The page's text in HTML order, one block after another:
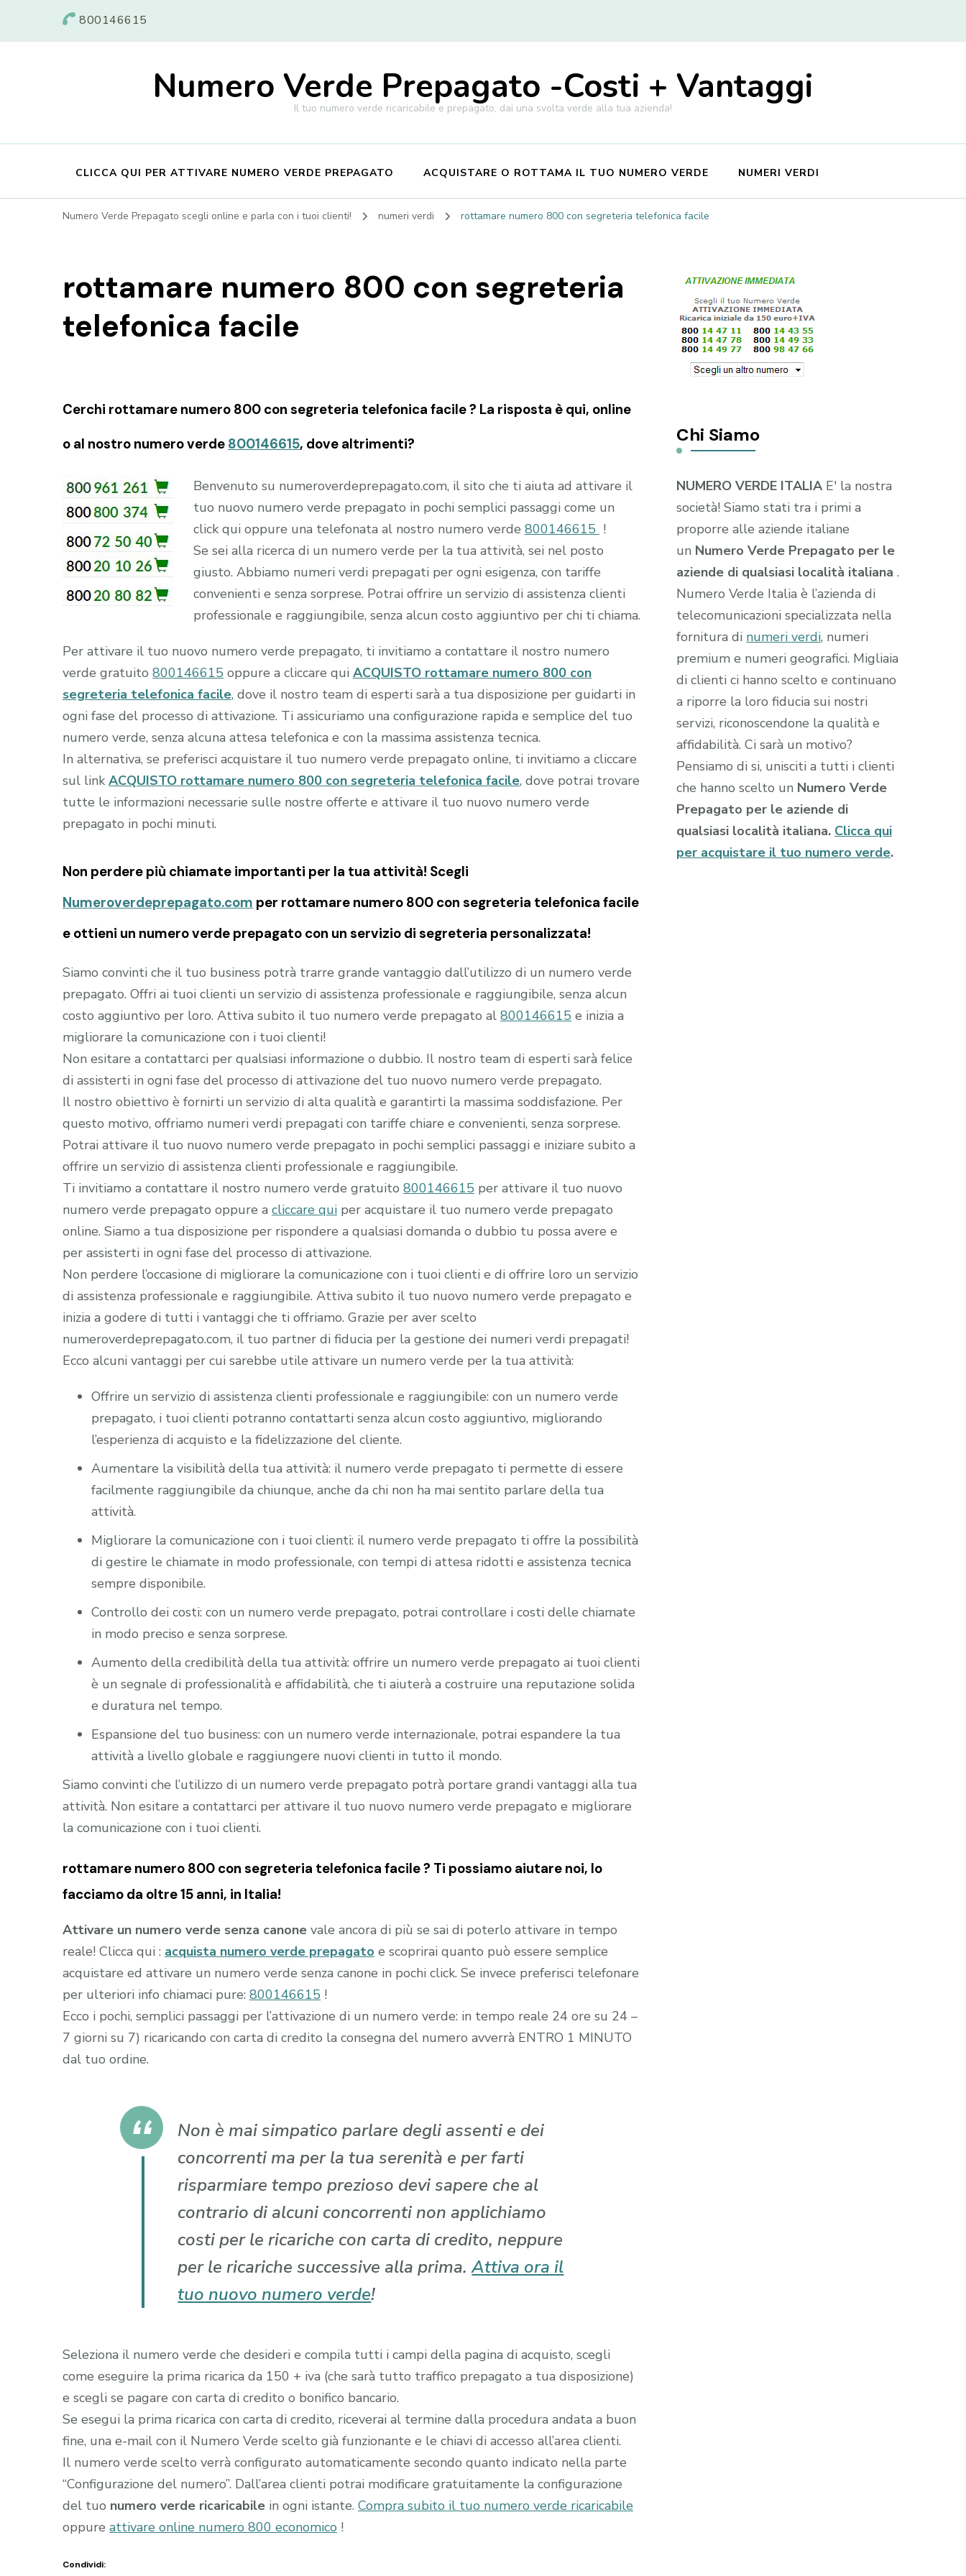
800146615
Numero Verde Prepagato -Costi + Vantaggi
Il tuo numero verde ricaricabile e prepagato, dai una svolta verde alla tua azienda!
CLICCA QUI PER ATTIVARE NUMERO VERDE PREPAGATO ACQUISTARE O ROTTAMA IL TUO NUMERO VERDE NUMERI VERDI
Numero Verde Prepagato scegli online e parla con i tuoi clienti! numeri verdi rottamare numero 800 con segreteria telefonica facile
rottamare numero 800 con segreteria
telefonica facile
Cerchi rottamare numero 800 con segreteria telefonica facile ? La risposta è qui, online
o al nostro numero verde 800146615, dove altrimenti?
Benvenuto su numeroverdeprepagato.com, il sito che ti aiuta ad attivare il
tuo nuovo numero verde prepagato in pochi semplici passaggi come un
click qui oppure una telefonata al nostro numero verde 800146615 !
Se sei alla ricerca di un numero verde per la tua attività, sei nel posto
giusto. Abbiamo numeri verdi prepagati per ogni esigenza, con tariffe
convenienti e senza sorprese. Potrai offrire un servizio di assistenza clienti
professionale e raggiungibile, senza alcun costo aggiuntivo per chi ti chiama.
Per attivare il tuo nuovo numero verde prepagato, ti invitiamo a contattare il nostro numero
verde gratuito 800146615 oppure a cliccare qui ACQUISTO rottamare numero 800 con
segreteria telefonica facile, dove il nostro team di esperti sarà a tua disposizione per guidarti in
ogni fase del processo di attivazione. Ti assicuriamo una configurazione rapida e semplice del tuo
numero verde, senza alcuna attesa telefonica e con la massima assistenza tecnica.
In alternativa, se preferisci acquistare il tuo numero verde prepagato online, ti invitiamo a cliccare
sul link ACQUISTO rottamare numero 800 con segreteria telefonica facile, dove potrai trovare
tutte le informazioni necessarie sulle nostre offerte e attivare il tuo nuovo numero verde
prepagato in pochi minuti.
Non perdere più chiamate importanti per la tua attività! Scegli
Numeroverdeprepagato.com per rottamare numero 800 con segreteria telefonica facile
e ottieni un numero verde prepagato con un servizio di segreteria personalizzata!
Siamo convinti che il tuo business potrà trarre grande vantaggio dall’utilizzo di un numero verde
prepagato. Offri ai tuoi clienti un servizio di assistenza professionale e raggiungibile, senza alcun
costo aggiuntivo per loro. Attiva subito il tuo numero verde prepagato al 800146615 e inizia a
migliorare la comunicazione con i tuoi clienti!
Non esitare a contattarci per qualsiasi informazione o dubbio. Il nostro team di esperti sarà felice
di assisterti in ogni fase del processo di attivazione del tuo nuovo numero verde prepagato.
Il nostro obiettivo è fornirti un servizio di alta qualità e garantirti la massima soddisfazione. Per
questo motivo, offriamo numeri verdi prepagati con tariffe chiare e convenienti, senza sorprese.
Potrai attivare il tuo nuovo numero verde prepagato in pochi semplici passaggi e iniziare subito a
offrire un servizio di assistenza clienti professionale e raggiungibile.
Ti invitiamo a contattare il nostro numero verde gratuito 800146615 per attivare il tuo nuovo
numero verde prepagato oppure a cliccare qui per acquistare il tuo numero verde prepagato
online. Siamo a tua disposizione per rispondere a qualsiasi domanda o dubbio tu possa avere e
per assisterti in ogni fase del processo di attivazione.
Non perdere l’occasione di migliorare la comunicazione con i tuoi clienti e di offrire loro un servizio
di assistenza professionale e raggiungibile. Attiva subito il tuo nuovo numero verde prepagato e
inizia a godere di tutti i vantaggi che ti offriamo. Grazie per aver scelto
numeroverdeprepagato.com, il tuo partner di fiducia per la gestione dei numeri verdi prepagati!
Ecco alcuni vantaggi per cui sarebbe utile attivare un numero verde per la tua attività:
Offrire un servizio di assistenza clienti professionale e raggiungibile: con un numero verde
prepagato, i tuoi clienti potranno contattarti senza alcun costo aggiuntivo, migliorando
l’esperienza di acquisto e la fidelizzazione del cliente.
Aumentare la visibilità della tua attività: il numero verde prepagato ti permette di essere
facilmente raggiungibile da chiunque, anche da chi non ha mai sentito parlare della tua
attività.
Migliorare la comunicazione con i tuoi clienti: il numero verde prepagato ti offre la possibilità
di gestire le chiamate in modo professionale, con tempi di attesa ridotti e assistenza tecnica
sempre disponibile.
Controllo dei costi: con un numero verde prepagato, potrai controllare i costi delle chiamate
in modo preciso e senza sorprese.
Aumento della credibilità della tua attività: offrire un numero verde prepagato ai tuoi clienti
è un segnale di professionalità e affidabilità, che ti aiuterà a costruire una reputazione solida
e duratura nel tempo.
Espansione del tuo business: con un numero verde internazionale, potrai espandere la tua
attività a livello globale e raggiungere nuovi clienti in tutto il mondo.
Siamo convinti che l’utilizzo di un numero verde prepagato potrà portare grandi vantaggi alla tua
attività. Non esitare a contattarci per attivare il tuo nuovo numero verde prepagato e migliorare
la comunicazione con i tuoi clienti.
rottamare numero 800 con segreteria telefonica facile ? Ti possiamo aiutare noi, lo
facciamo da oltre 15 anni, in Italia!
Attivare un numero verde senza canone vale ancora di più se sai di poterlo attivare in tempo
reale! Clicca qui : acquista numero verde prepagato e scoprirai quanto può essere semplice
acquistare ed attivare un numero verde senza canone in pochi click. Se invece preferisci telefonare
per ulteriori info chiamaci pure: 800146615 !
Ecco i pochi, semplici passaggi per l’attivazione di un numero verde: in tempo reale 24 ore su 24 –
7 giorni su 7) ricaricando con carta di credito la consegna del numero avverrà ENTRO 1 MINUTO
dal tuo ordine.
Non è mai simpatico parlare degli assenti e dei
concorrenti ma per la tua serenità e per farti
risparmiare tempo prezioso devi sapere che al
contrario di alcuni concorrenti non applichiamo
costi per le ricariche con carta di credito, neppure
per le ricariche successive alla prima.Attiva ora il
tuo nuovo numero verde!
Seleziona il numero verde che desideri e compila tutti i campi della pagina di acquisto, scegli
come eseguire la prima ricarica da 150 + iva (che sarà tutto traffico prepagato a tua disposizione)
e scegli se pagare con carta di credito o bonifico bancario.
Se esegui la prima ricarica con carta di credito, riceverai al termine dalla procedura andata a buon
fine, una e-mail con il Numero Verde scelto già funzionante e le chiavi di accesso all’area clienti.
Il numero verde scelto verrà configurato automaticamente secondo quanto indicato nella parte
“Configurazione del numero”. Dall’area clienti potrai modificare gratuitamente la configurazione
del tuo numero verde ricaricabile in ogni istante. Compra subito il tuo numero verde ricaricabile
oppure attivare online numero 800 economico !
Condividi:
Chi Siamo
NUMERO VERDE ITALIAE' la nostra
società! Siamo stati tra i primi a
proporre alle aziende italiane
un Numero Verde Prepagato per le
aziende di qualsiasi località italiana.
Numero Verde Italia è l’azienda di
telecomunicazioni specializzata nella
fornitura di numeri verdi, numeri
premium e numeri geografici. Migliaia
di clienti ci hanno scelto e continuano
a riporre la loro fiducia sui nostri
servizi, riconoscendone la qualità e
affidabilità. Ci sarà un motivo?
Pensiamo di si, unisciti a tutti i clienti
che hanno scelto un Numero Verde
Prepagato per le aziende di
qualsiasi località italiana. Clicca qui
per acquistare il tuo numero verde.